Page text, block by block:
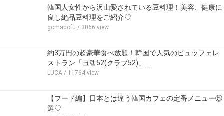
韓国人女性から沢山愛されている豆料理！美容、健康に
良し絶品豆料理をご紹介♡
gomadofu / 3066 view
約3万円の超豪華食べ放題！韓国で人気のビュッフェレ
ストラン「크랩52(クラブ52)」…
LUCA / 11764 view
【フード編】日本とは違う韓国カフェの定番メニュー⑤
選♡